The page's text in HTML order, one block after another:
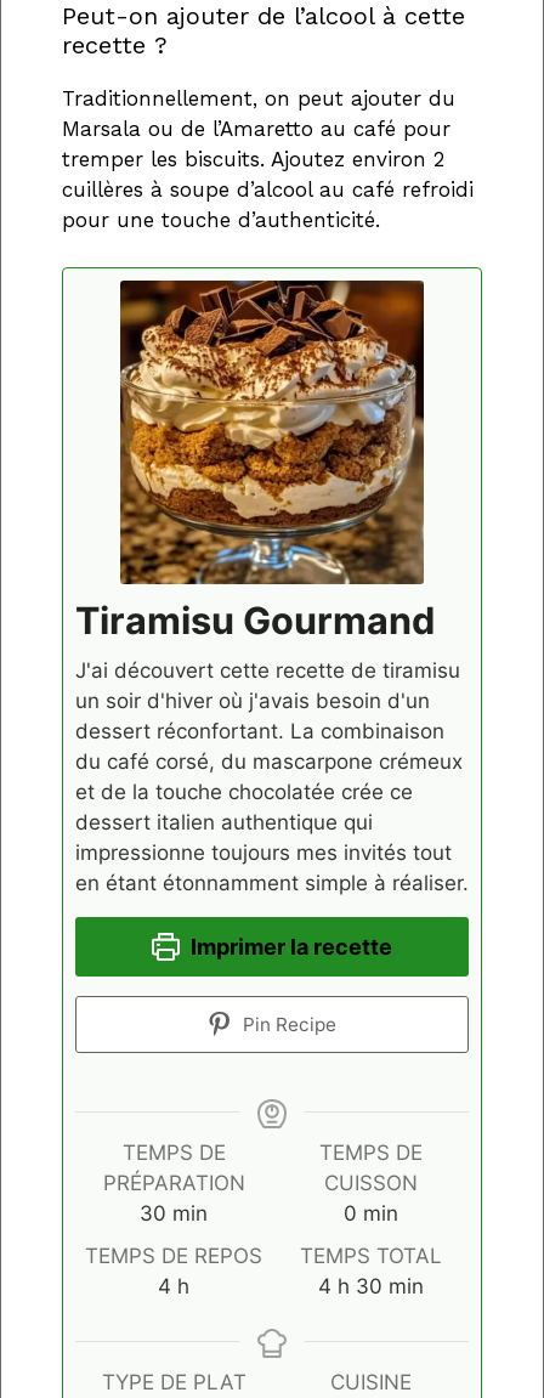
Peut-on ajouter de l’alcool à cette
recette ?
Traditionnellement, on peut ajouter du
Marsala ou de l’Amaretto au café pour
tremper les biscuits. Ajoutez environ 2
cuillères à soupe d’alcool au café refroidi
pour une touche d’authenticité.
Tiramisu Gourmand
J'ai découvert cette recette de tiramisu
un soir d'hiver où j'avais besoin d'un
dessert réconfortant. La combinaison
du café corsé, du mascarpone crémeux
et de la touche chocolatée crée ce
dessert italien authentique qui
impressionne toujours mes invités tout
en étant étonnamment simple à réaliser.
Imprimer la recette
Pin Recipe
TEMPS DE
PRÉPARATION
30 minutes
min
TEMPS DE
CUISSON
0minutes
min
TEMPS DE REPOS
4 heures
h
TEMPS TOTAL
4heures
h 30minutes
min
TYPE DE PLAT
CUISINE